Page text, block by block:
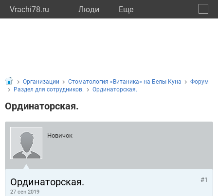
Vrachi78.ru Люди Eще
Организации Стоматология «Витаника» на Белы Куна
Форум
Раздел для сотрудников.
Ординаторская.
Ординаторская.
Новичок
Ординаторская.
27 сен 2019
#1